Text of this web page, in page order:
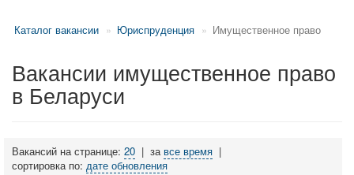
Каталог вакансии Юриспруденция Имущественное право
Вакансии имущественное право
в Беларуси
Вакансий на странице: 20 | за все время |
сортировка по: дате обновления